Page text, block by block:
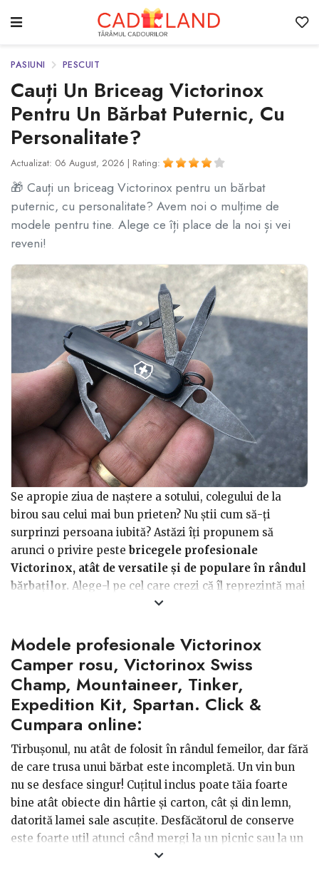
PASIUNI PESCUIT
Cauți Un Briceag Victorinox
Pentru Un Bărbat Puternic, Cu
Personalitate?
Actualizat: 06 August, 2026 | Rating:
🎁 Cauți un briceag Victorinox pentru un bărbat
puternic, cu personalitate? Avem noi o mulțime de
modele pentru tine. Alege ce îți place de la noi și vei
reveni!
Se apropie ziua de naştere a sotului, colegului de la
birou sau celui mai bun prieten? Nu ştii cum să-ţi
surprinzi persoana iubită? Astăzi îţi propunem să
arunci o privire peste bricegele profesionale
Victorinox, atât de versatile şi de populare în rândul
bărbaţilor. Alege-l pe cel care crezi că îl reprezintă mai
mult. Un bărbat nu îşi ia niciodată cu el mai mult de trei
dori mai multe, dar lui nu îi stă în fire să se care efectiv
cu o tonă de produse, asemenea femeilor. De aceea,
probabil, s-a inventat briceagul. Mobilitatea acestuia
creşte dorinţa de a-l deţine.
În continuare îţi vom prezenta o listă consistentă de
motive pentru care achiziţionarea acestui produs
reprezintă cea mai bună alegere. Nu, nu sunt laude pur
descriptive, este vorba despre abilităţile şi multitudinea
de unelte cu care acest dispozitiv este înzestrat.
Modele profesionale Victorinox
Camper rosu, Victorinox Swiss
Champ, Mountaineer, Tinker,
Expedition Kit, Spartan. Click &
Cumpara online:
Tirbuşonul, nu atât de folosit în rândul femeilor, dar fără
de care trusa unui bărbat este incompletă. Un vin bun
nu se desface singur! Cuţitul inclus poate tăia foarte
bine atât obiecte din hârtie şi carton, cât şi din lemn,
datorită lamei sale ascuţite. Desfăcătorul de conserve
este foarte util atunci când mergi la un picnic sau la un
grătar, dar nu ai cu ce să deschizi acele cutii metalice